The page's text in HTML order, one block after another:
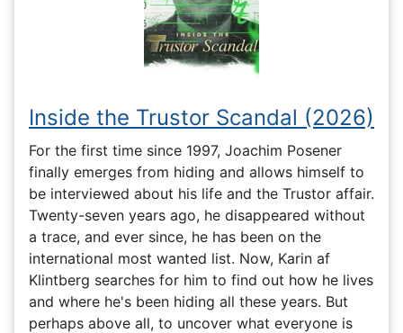
Inside the Trustor Scandal (2026)
For the first time since 1997, Joachim Posener
finally emerges from hiding and allows himself to
be interviewed about his life and the Trustor affair.
Twenty-seven years ago, he disappeared without
a trace, and ever since, he has been on the
international most wanted list. Now, Karin af
Klintberg searches for him to find out how he lives
and where he's been hiding all these years. But
perhaps above all, to uncover what everyone is